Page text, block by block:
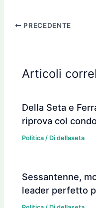
PRECEDENTE
Articoli
Della Seta e
riprova col
Politica / Didellaseta
Sessantenne,
leader perfetto